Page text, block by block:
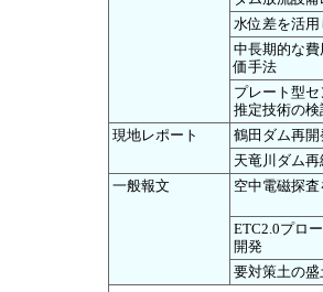
水位差を活
中長期的な
価手法
プレート型
推定技術の検
現地レポート
鶴田ダム再
天竜川ダム
一般報文
空中電磁探
ETC2.0プロ
開発
要対策土の